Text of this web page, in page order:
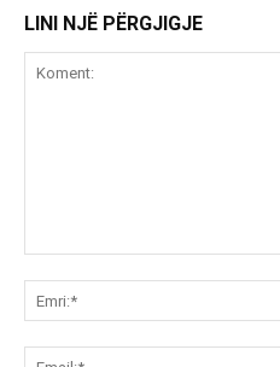
LINI NJË PËRGJIGJE